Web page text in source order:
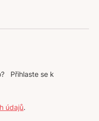
Přihlaste se k
údajů.